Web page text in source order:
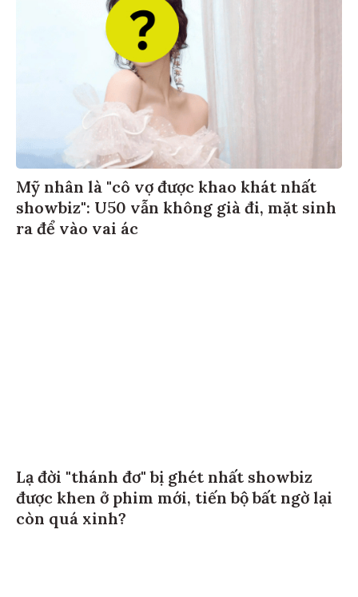
Mỹ nhân là "cô vợ được khao khát nhất
showbiz": U50 vẫn không già đi, mặt sinh
ra để vào vai ác
Lạ đời "thánh đơ" bị ghét nhất showbiz
được khen ở phim mới, tiến bộ bất ngờ lại
còn quá xinh?